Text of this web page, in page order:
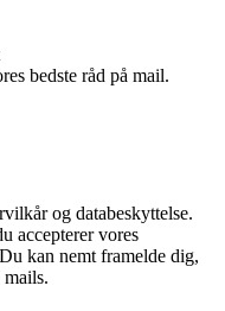
bedste råd på mail.
og databeskyttelse.
accepterer vores
kan nemt framelde dig,